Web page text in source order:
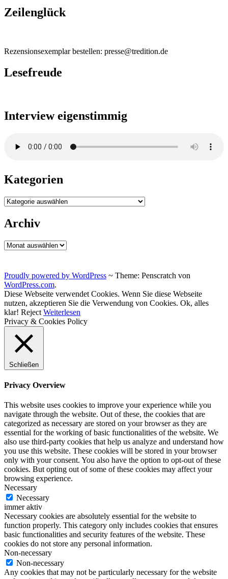
Zeilenglück
Rezensionsexemplar bestellen: presse@tredition.de
Lesefreude
Interview eigenstimmig
Kategorien
Kategorien
Archiv
Archiv
Proudly powered by WordPress ~ Theme: Penscratch von
WordPress.com.
Diese Webseite verwendet Cookies. Wenn Sie diese Webseite
nutzen, akzeptieren Sie die Verwendung von Cookies. Ok, alles
klar! Reject Weiterlesen
Privacy & Cookies Policy
Schließen
Privacy Overview
This website uses cookies to improve your experience while you
navigate through the website. Out of these, the cookies that are
categorized as necessary are stored on your browser as they are
essential for the working of basic functionalities of the website. We
also use third-party cookies that help us analyze and understand how
you use this website. These cookies will be stored in your browser
only with your consent. You also have the option to opt-out of these
cookies. But opting out of some of these cookies may affect your
browsing experience.
Necessary
Necessary
immer aktiv
Necessary cookies are absolutely essential for the website to
function properly. This category only includes cookies that ensures
basic functionalities and security features of the website. These
cookies do not store any personal information.
Non-necessary
Non-necessary
Any cookies that may not be particularly necessary for the website